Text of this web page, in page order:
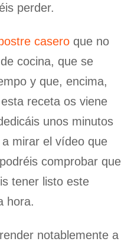
perder.
casero que no
cocina, que se
y que, encima,
receta os viene
unos minutos
mirar el vídeo que
comprobar que
tener listo este
hora.
notablemente a